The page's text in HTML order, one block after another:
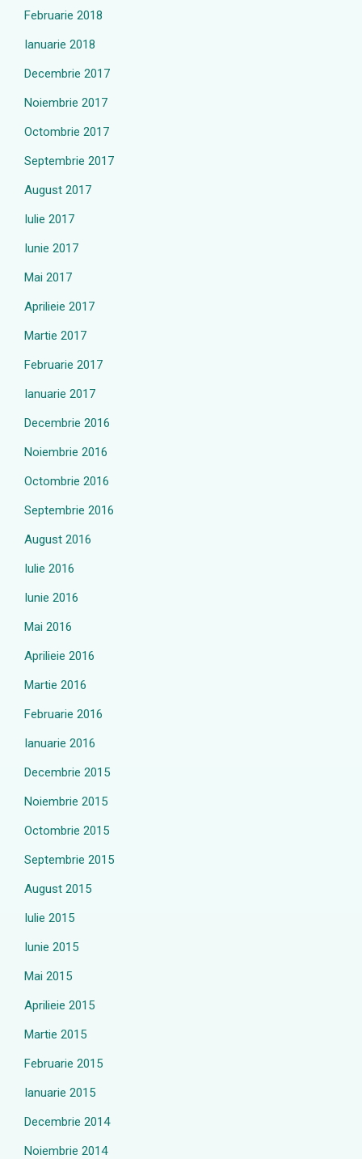
Februarie 2018
Ianuarie 2018
Decembrie 2017
Noiembrie 2017
Octombrie 2017
Septembrie 2017
August 2017
Iulie 2017
Iunie 2017
Mai 2017
Aprilieie 2017
Martie 2017
Februarie 2017
Ianuarie 2017
Decembrie 2016
Noiembrie 2016
Octombrie 2016
Septembrie 2016
August 2016
Iulie 2016
Iunie 2016
Mai 2016
Aprilieie 2016
Martie 2016
Februarie 2016
Ianuarie 2016
Decembrie 2015
Noiembrie 2015
Octombrie 2015
Septembrie 2015
August 2015
Iulie 2015
Iunie 2015
Mai 2015
Aprilieie 2015
Martie 2015
Februarie 2015
Ianuarie 2015
Decembrie 2014
Noiembrie 2014